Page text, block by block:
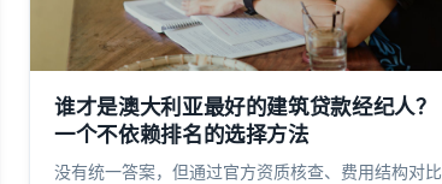
谁才是澳大利亚最好的建筑贷款经纪人？
一个不依赖排名的选择方法
没有统一答案，但通过官方资质核查、费用结构对比